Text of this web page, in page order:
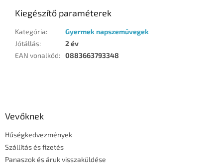
Kiegészítő paraméterek
Kategória:
Gyermek napszemüvegek
Jótállás:
2 év
EAN vonalkód: 0883663793348
Vevőknek
Hűségkedvezmények
Szállítás és fizetés
Panaszok és áruk visszaküldése